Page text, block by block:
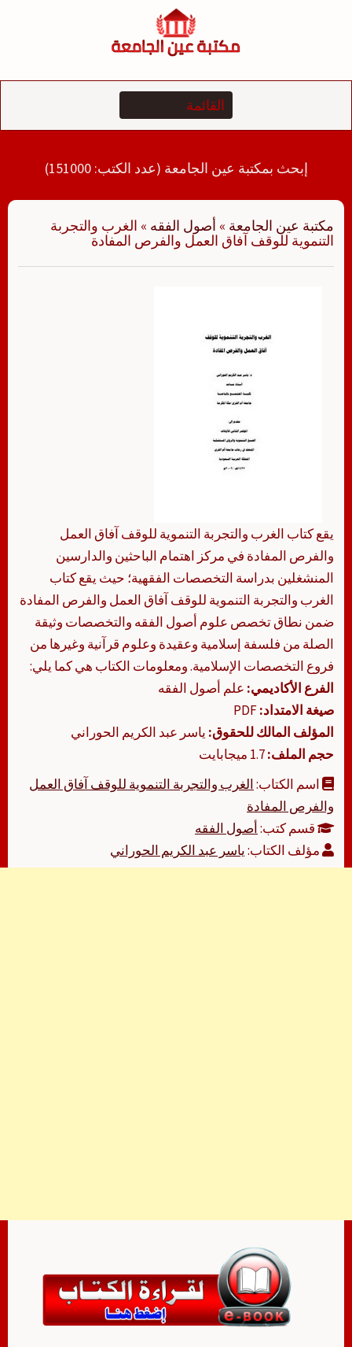
إبحث بمكتبة عين الجامعة (عدد الكتب: 151000)
مكتبة عين الجامعة » أصول الفقه » الغرب والتجربة
التنموية للوقف آفاق العمل والفرص المفادة
يقع كتاب الغرب والتجربة التنموية للوقف آفاق العمل
والفرص المفادة في مركز اهتمام الباحثين والدارسين
المنشغلين بدراسة التخصصات الفقهية؛ حيث يقع كتاب
الغرب والتجربة التنموية للوقف آفاق العمل والفرص المفادة
ضمن نطاق تخصص علوم أصول الفقه والتخصصات وثيقة
الصلة من فلسفة إسلامية وعقيدة وعلوم قرآنية وغيرها من
فروع التخصصات الإسلامية. ومعلومات الكتاب هي كما يلي:
الفرع الأكاديمي: علم أصول الفقه
صيغة الامتداد:
المؤلف المالك للحقوق: ياسر عبد الكريم الحوراني
حجم الملف:
اسم الكتاب:الغرب والتجربة التنموية للوقف آفاق العمل
والفرص المفادة
قسم كتب:أصول الفقه
مؤلف الكتاب:ياسر عبد الكريم الحوراني